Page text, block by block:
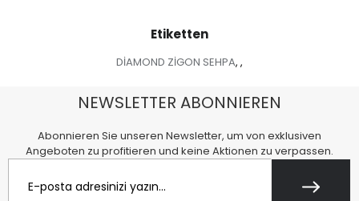
Etiketten
DİAMOND ZİGON SEHPA, ,
NEWSLETTER ABONNIEREN
Abonnieren Sie unseren Newsletter, um von exklusiven
Angeboten zu profitieren und keine Aktionen zu verpassen.